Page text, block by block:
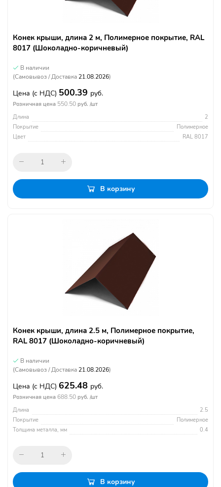
Конек крыши, длина 2 м, Полимерное покрытие, RAL
8017 (Шоколадно-коричневый)
В наличии
(Самовывоз / Доставка 21.08.2026)
Цена (с НДС) 500.39 руб.
Розничная цена 550.50 руб. /шт
Длина
2
Покрытие
Полимерное
Цвет
RAL 8017
В корзину
Конек крыши, длина 2.5 м, Полимерное покрытие,
RAL 8017 (Шоколадно-коричневый)
В наличии
(Самовывоз / Доставка 21.08.2026)
Цена (с НДС) 625.48 руб.
Розничная цена 688.50 руб. /шт
Длина
2.5
Покрытие
Полимерное
Толщина металла, мм
0.4
В корзину